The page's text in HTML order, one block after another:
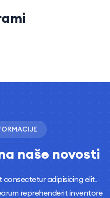
naše novosti
consectetur adipisicing elit.
reprehenderit inventore